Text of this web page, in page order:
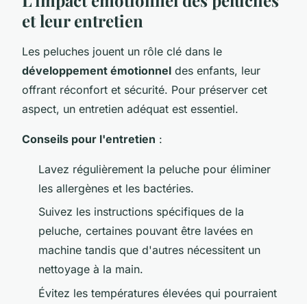
et leur entretien
Les peluches jouent un rôle clé dans le
développement émotionnel des enfants, leur
offrant réconfort et sécurité. Pour préserver cet
aspect, un entretien adéquat est essentiel.
Conseils pour l'entretien :
Lavez régulièrement la peluche pour éliminer
les allergènes et les bactéries.
Suivez les instructions spécifiques de la
peluche, certaines pouvant être lavées en
machine tandis que d'autres nécessitent un
nettoyage à la main.
Évitez les températures élevées qui pourraient